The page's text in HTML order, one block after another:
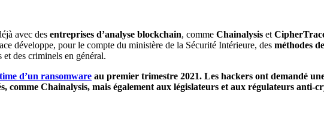
avec des entreprises d’analyse blockchain, comme Chainalysis et
développe, pour le compte du ministère de la Sécurité Intérieure, des méthodes
des criminels en général.
d’un ransomware au premier trimestre 2021. Les hackers ont demandé
comme Chainalysis, mais également aux législateurs et aux régulateurs